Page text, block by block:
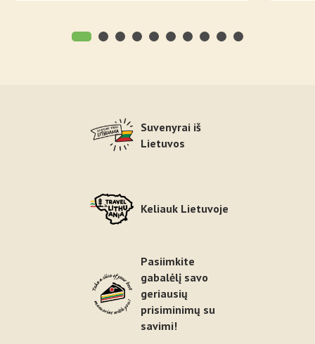
Suvenyrai iš
Lietuvos
Keliauk Lietuvoje
Pasiimkite
gabalėlį savo
geriausių
prisiminimų su
savimi!